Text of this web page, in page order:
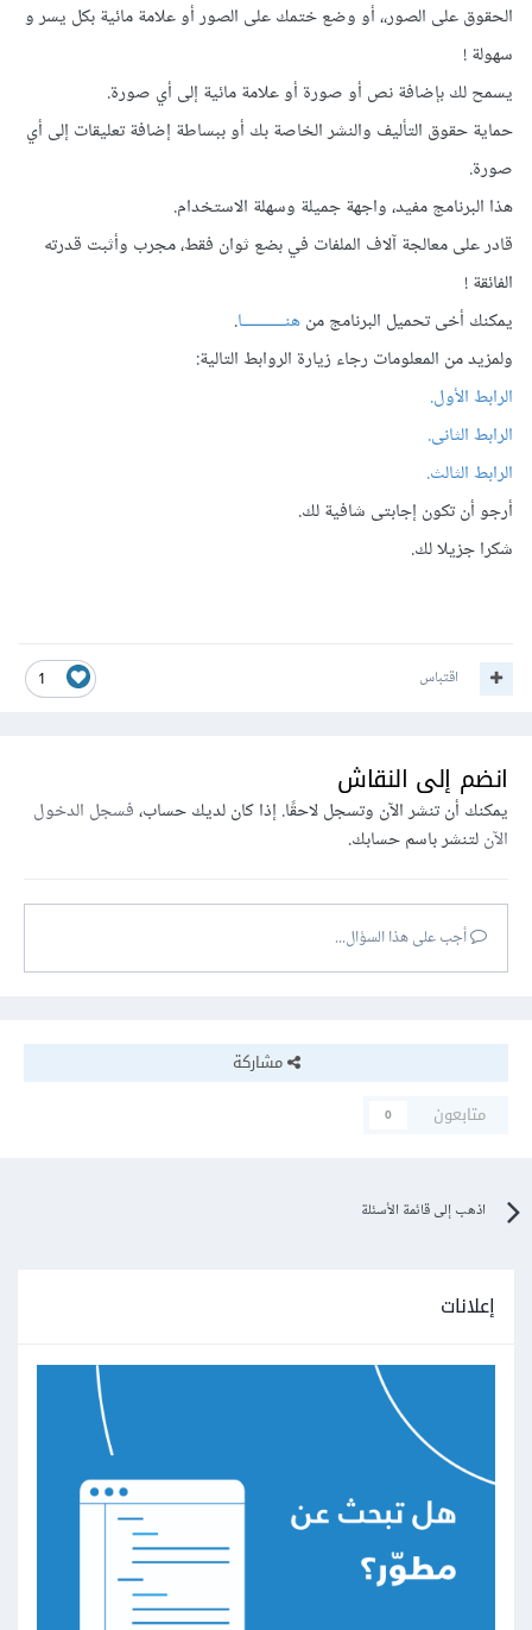
الحقوق على الصور،، أو وضع ختمك على الصور أو علامة مائية بكل يسر و
سهولة !
يسمح لك بإضافة نص أو صورة أو علامة مائية إلى أي صورة.
حماية حقوق التأليف والنشر الخاصة بك أو ببساطة إضافة تعليقات إلى أي
صورة.
هذا البرنامج مفيد، واجهة جميلة وسهلة الاستخدام.
قادر على معالجة آلاف الملفات في بضع ثوان فقط، مجرب وأثبت قدرته
الفائقة !
يمكنك أخى تحميل البرنامج منهنــــــــــــا.
ولمزيد من المعلومات رجاء زيارة الروابط التالية:
الرابط الأول.
الرابط الثانى.
الرابط الثالث.
أرجو أن تكون إجابتى شافية لك.
شكرا جزيلا لك.
1 اقتباس
انضم إلى النقاش
يمكنك أن تنشر الآن وتسجل لاحقًا. إذا كان لديك حساب،فسجل الدخول
الآنلتنشر باسم حسابك.
أجب على هذا السؤال...
مشاركة
متابعون
0
اذهب إلى قائمة الأسئلة
إعلانات